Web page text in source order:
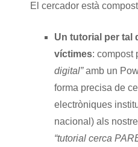
El cercador està
Un tutorial per tal
víctimes: compost
digital”amb un
forma precisa de
electròniques
nacional) als
“tutorial cerca